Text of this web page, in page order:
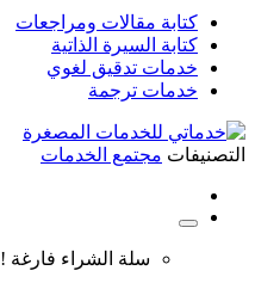
كتابة مقالات ومراجعات
كتابة السيرة الذاتية
خدمات تدقيق لغوي
خدمات ترجمة
التصنيفات مجتمع الخدمات
سلة الشراء فارغة !